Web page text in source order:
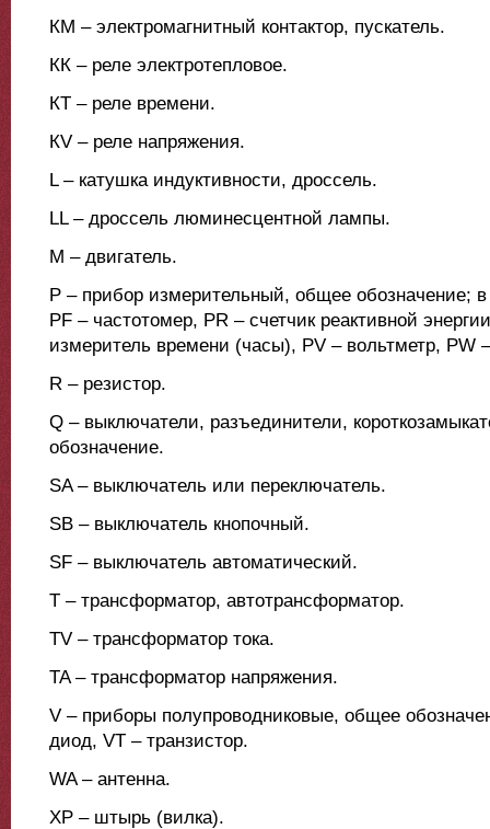
КМ – электромагнитный контактор, пускатель.
КК – реле электротепловое.
КТ – реле времени.
КV – реле напряжения.
L – катушка индуктивности, дроссель.
LL – дроссель люминесцентной лампы.
М – двигатель.
Р – прибор измерительный, общее обозначение;
РF – частотомер, PR – счетчик реактивной
измеритель времени (часы), РV – вольтметр, РW
R – резистор.
Q – выключатели, разъединители,
обозначение.
SA – выключатель или переключатель.
SВ – выключатель кнопочный.
SF – выключатель автоматический.
T – трансформатор, автотрансформатор.
TV – трансформатор тока.
TA – трансформатор напряжения.
V – приборы полупроводниковые, общее
диод, VT – транзистор.
WA – антенна.
XP – штырь (вилка).